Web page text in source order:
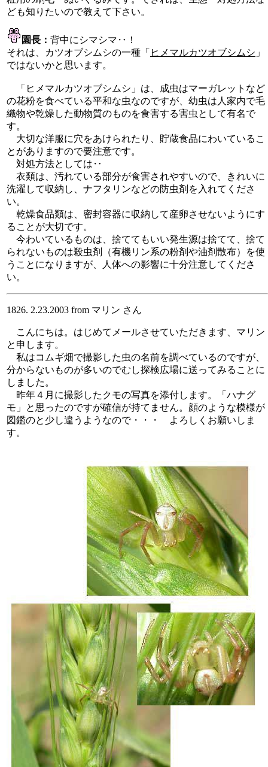
ども知りたいので教えて下さい。
園長： 背中にシマシマ‥！
それは、カツオブシムシの一種「 ヒメマルカツオブシムシ 」
ではないかと思います。
「ヒメマルカツオブシムシ」は、成虫はマーガレットなど
の花粉を食べている平和な虫なのですが、幼虫は人家内で毛
織物や乾燥した動物質のものを食害する害虫として有名で
す。
大切な洋服に穴をあけられたり、貯蔵食品にわいているこ
とがありますので要注意です。
対処方法としては‥
衣類は、汚れている部分が食害されやすいので、きれいに
洗濯して収納し、ナフタリンなどの防虫剤を入れてくださ
い。
乾燥食品類は、密封容器に収納して産卵させないようにす
ることが大切です。
今わいているものは、捨ててもいい発生源は捨てて、捨て
られないものは殺虫剤（有機リン系の粉剤や油剤散布）を使
うことになりますが、人体への影響に十分注意してくださ
い。
1826. 2.23.2003 from マリン さん
こんにちは。はじめてメールさせていただきます、マリン
と申します。
私はコムギ畑で撮影した虫の名前を調べているのですが、
分からないものが多いのでむし探検広場に送ってみることに
しました。
昨年４月に撮影したクモの写真を添付します。「ハナグ
モ」と思ったのですが確信が持てません。顔のような模様が
図鑑のと少し違うようなので・・・ よろしくお願いしま
す。